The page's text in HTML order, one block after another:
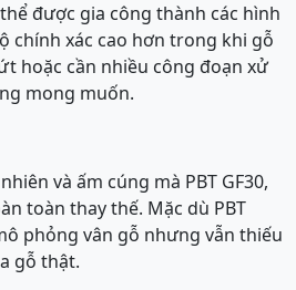
được gia công thành các hình
chính xác cao hơn trong khi gỗ
hoặc cần nhiều công đoạn xử
mong muốn.
và ấm cúng mà PBT GF30,
toàn thay thế. Mặc dù PBT
phỏng vân gỗ nhưng vẫn thiếu
gỗ thật.